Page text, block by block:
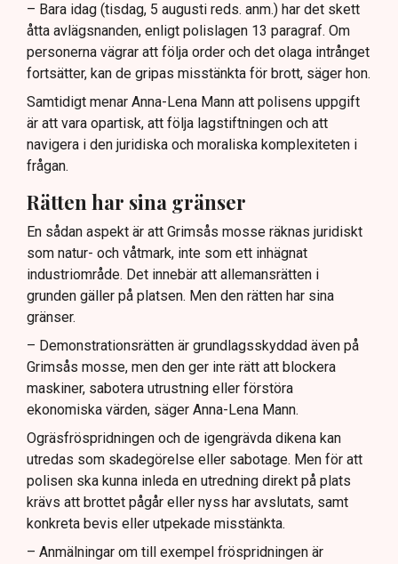
– Bara idag (tisdag, 5 augusti reds. anm.) har det skett
åtta avlägsnanden, enligt polislagen 13 paragraf. Om
personerna vägrar att följa order och det olaga intrånget
fortsätter, kan de gripas misstänkta för brott, säger hon.
Samtidigt menar Anna-Lena Mann att polisens uppgift
är att vara opartisk, att följa lagstiftningen och att
navigera i den juridiska och moraliska komplexiteten i
frågan.
Rätten har sina gränser
En sådan aspekt är att Grimsås mosse räknas juridiskt
som natur- och våtmark, inte som ett inhägnat
industriområde. Det innebär att allemansrätten i
grunden gäller på platsen. Men den rätten har sina
gränser.
– Demonstrationsrätten är grundlagsskyddad även på
Grimsås mosse, men den ger inte rätt att blockera
maskiner, sabotera utrustning eller förstöra
ekonomiska värden, säger Anna-Lena Mann.
Ogräsfröspridningen och de igengrävda dikena kan
utredas som skadegörelse eller sabotage. Men för att
polisen ska kunna inleda en utredning direkt på plats
krävs att brottet pågår eller nyss har avslutats, samt
konkreta bevis eller utpekade misstänkta.
– Anmälningar om till exempel fröspridningen är